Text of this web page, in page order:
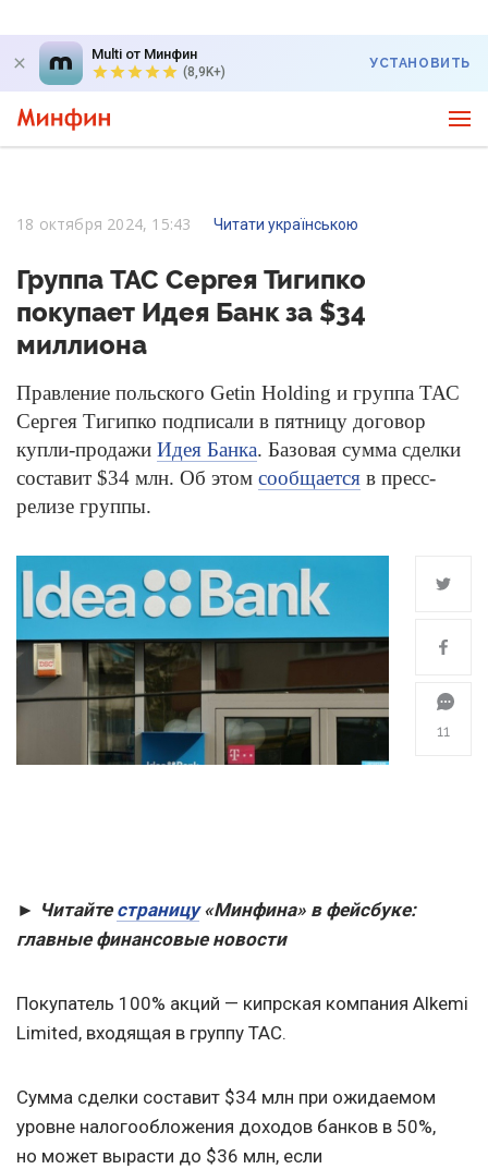
Multi от Минфин
(8,9K+)
УСТАНОВИТЬ
18 октября 2024, 15:43 Читати українською
Группа ТАС Сергея Тигипко
покупает Идея Банк за $34
миллиона
Правление польского Getin Holding и группа ТАС
Сергея Тигипко подписали в пятницу договор
купли-продажи Идея Банка. Базовая сумма сделки
составит $34 млн. Об этом сообщается в пресс-
релизе группы.
11
► Читайте страницу «Минфина» в фейсбуке:
главные финансовые новости
Покупатель 100% акций — кипрская компания Alkemi
Limited, входящая в группу ТАС.
Сумма сделки составит $34 млн при ожидаемом
уровне налогообложения доходов банков в 50%,
но может вырасти до $36 млн, если